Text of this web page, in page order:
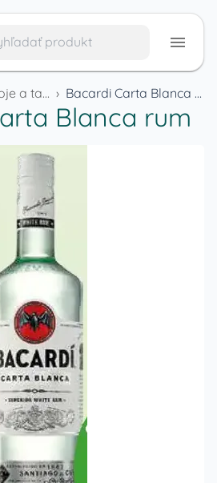
Alkoholické nápoje a tabak › Bacardi Carta Blanca rum
Blanca rum